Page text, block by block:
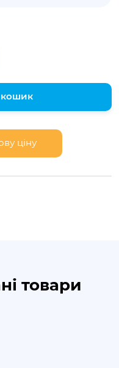
гарячою їжею не
Цей
кришку, але
ціну
товари